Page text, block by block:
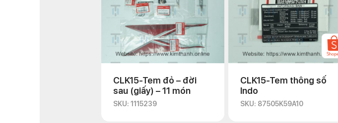
CLK15-Tem đỏ – đời
sau (giấy) – 11 món
SKU: 1115239
CLK15-Tem thông số
Indo
SKU: 87505K59A10